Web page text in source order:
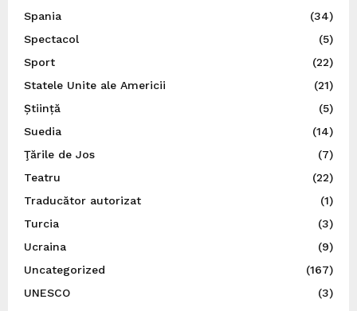
Spania
(34)
Spectacol
(5)
Sport
(22)
Statele Unite ale Americii
(21)
Știință
(5)
Suedia
(14)
Ţările de Jos
(7)
Teatru
(22)
Traducător autorizat
(1)
Turcia
(3)
Ucraina
(9)
Uncategorized
(167)
UNESCO
(3)